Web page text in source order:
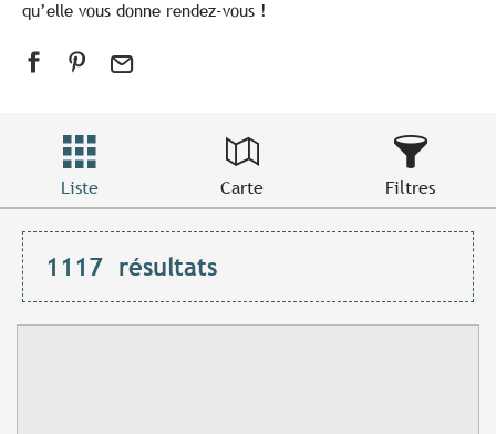
qu’elle vous donne rendez-vous !
Liste Carte Filtres
1117 résultats